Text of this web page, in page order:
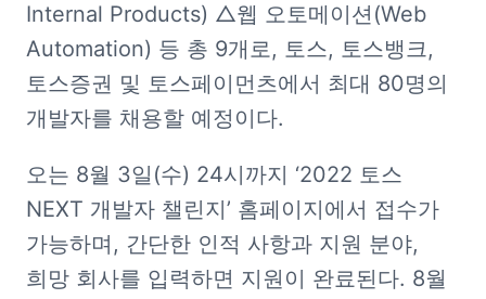
Internal Products) △웹 오토메이션(Web
Automation) 등 총 9개로, 토스, 토스뱅크,
토스증권 및 토스페이먼츠에서 최대 80명의
개발자를 채용할 예정이다.
오는 8월 3일(수) 24시까지 ‘2022 토스
NEXT 개발자 챌린지’ 홈페이지에서 접수가
가능하며, 간단한 인적 사항과 지원 분야,
희망 회사를 입력하면 지원이 완료된다. 8월